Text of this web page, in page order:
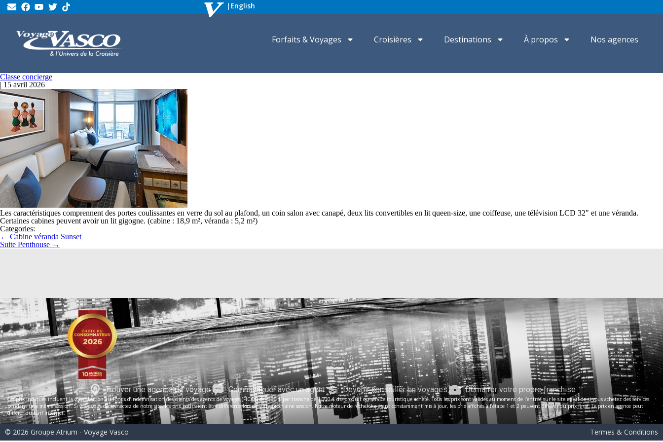
| English
Forfaits & Voyages Croisières Destinations À propos Nos agences
Classe concierge
| 15 avril 2026
Les caractéristiques comprennent des portes coulissantes en verre du sol au plafond, un coin salon avec canapé, deux lits convertibles en lit queen-size, une coiffeuse, une télévision LCD 32" et une véranda.
Certaines cabines peuvent avoir un lit gigogne. (cabine : 18,9 m², véranda : 5,2 m²)
Categories:
← Cabine véranda Sunset
Suite Penthouse →
Trouver une agence de voyage Communiquer avec un agent Devenir conseiller en voyages Démarrer votre propre franchise
Les prix indiqués incluent la contribution au Fonds d’indemnisation des clients des agents de voyages (FICAV) de 1,00 $ par tranche de 1 000 $ du produit ou service touristique acheté. Tous les prix sont valides au moment de l’entrée sur le site et valide si vous achetez des services
pendant une même session. Si vous vous déconnectez de notre site, les prix pourraient être différents lors de votre prochaine session. Notre moteur de recherche étant constamment mis à jour, les prix affichés à l’étape 1 et 2 peuvent différer du prix final. Le prix en agence peut
différer du tarif internet.
© 2026 Groupe Atrium - Voyage Vasco Termes & Conditions